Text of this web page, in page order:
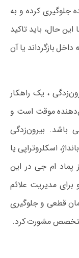
جلوگیری کرده و به
حال، باید تاکید
بازگرداند یا آن
، یک راهکار
موقت است و
باشد. بیرون‌زدگی
اسکلروتراپی یا
پماد ام جی در این
مدیریت علائم
قطعی و جلوگیری
متخصص مشورت کرد.